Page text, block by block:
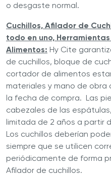
o desgaste normal.
Cuchillos, Afilador de
todo en uno,
Alimentos: Hy Cite
de cuchillos, bloque de
cortador de alimentos
materiales y mano de
la fecha de compra. Las
cabezales de las
limitada de 2 años a partir
Los cuchillos deberían
siempre que se utilicen
periódicamente de forma
Afilador de cuchillos.